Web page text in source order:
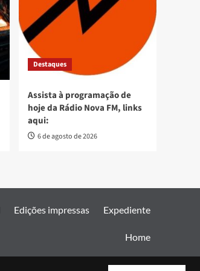
Destaques
Assista à programação de
hoje da Rádio Nova FM, links
aqui:
6 de agosto de 2026
Edições impressas Expediente
Home